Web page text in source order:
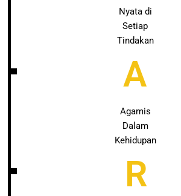
Nyata di
Setiap
Tindakan
A
Agamis
Dalam
Kehidupan
R